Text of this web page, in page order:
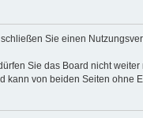
Sie einen
Sie das Board nicht
kann von beiden Seiten ohne